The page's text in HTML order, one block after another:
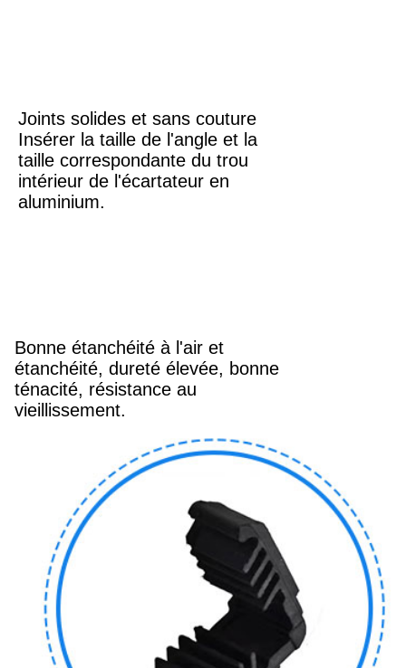
Joints solides et sans couture
Insérer la taille de l'angle et la
taille correspondante du trou
intérieur de l'écartateur en
aluminium.
Bonne étanchéité à l'air et
étanchéité, dureté élevée, bonne
ténacité, résistance au
vieillissement.